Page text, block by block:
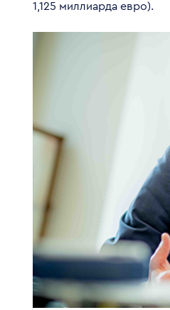
1,125 миллиарда евро).